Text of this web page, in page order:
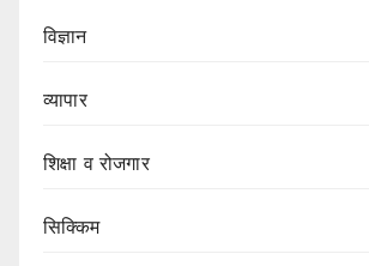
विज्ञान
व्यापार
शिक्षा व रोजगार
सिक्किम